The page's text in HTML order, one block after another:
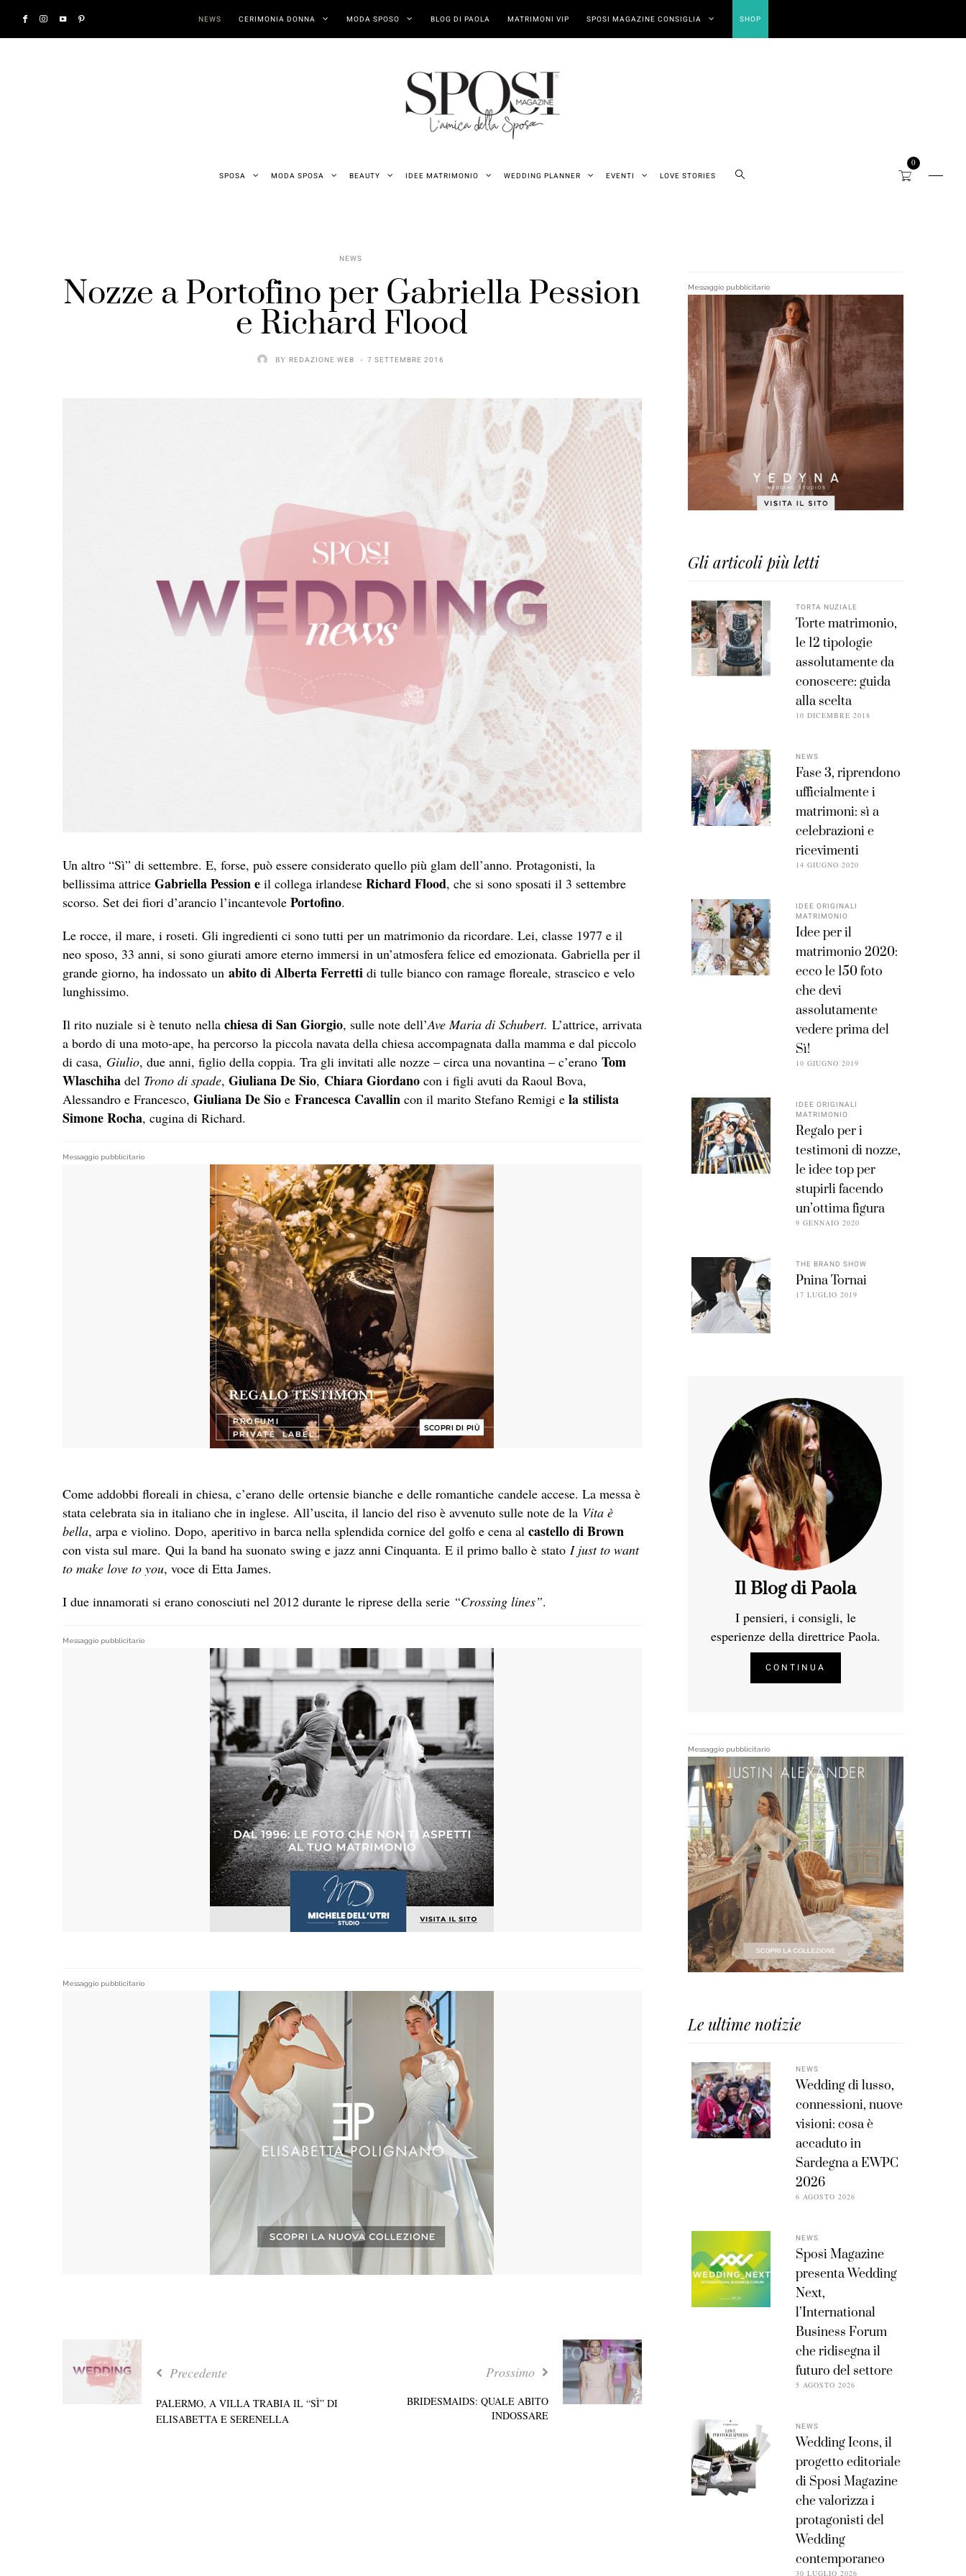
NEWS CERIMONIA DONNA MODA SPOSO BLOG DI PAOLA MATRIMONI VIP SPOSI MAGAZINE CONSIGLIA SHOP
SPOSA MODA SPOSA BEAUTY IDEE MATRIMONIO WEDDING PLANNER EVENTI LOVE STORIES
0
NEWS
Nozze a Portofino per Gabriella Pession
e Richard Flood
BY REDAZIONE WEB 7 SETTEMBRE 2016
Un altro “Sì” di settembre. E, forse, può essere considerato quello più glam dell’anno. Protagonisti, la
bellissima attrice Gabriella Pession e il collega irlandese Richard Flood, che si sono sposati il 3 settembre
scorso. Set dei fiori d’arancio l’incantevole Portofino.
Le rocce, il mare, i roseti. Gli ingredienti ci sono tutti per un matrimonio da ricordare. Lei, classe 1977 e il
neo sposo, 33 anni, si sono giurati amore eterno immersi in un’atmosfera felice ed emozionata. Gabriella per il
grande giorno, ha indossato un abito di Alberta Ferretti di tulle bianco con ramage floreale, strascico e velo
lunghissimo.
Il rito nuziale si è tenuto nella chiesa di San Giorgio, sulle note dell’Ave Maria di Schubert. L’attrice, arrivata
a bordo di una moto-ape, ha percorso la piccola navata della chiesa accompagnata dalla mamma e dal piccolo
di casa, Giulio, due anni, figlio della coppia. Tra gli invitati alle nozze – circa una novantina – c’erano Tom
Wlaschiha del Trono di spade, Giuliana De Sio, Chiara Giordano con i figli avuti da Raoul Bova,
Alessandro e Francesco, Giuliana De Sio e Francesca Cavallin con il marito Stefano Remigi e la stilista
Simone Rocha, cugina di Richard.
Messaggio pubblicitario
Come addobbi floreali in chiesa, c’erano delle ortensie bianche e delle romantiche candele accese. La messa è
stata celebrata sia in italiano che in inglese. All’uscita, il lancio del riso è avvenuto sulle note de la Vita è
bella, arpa e violino. Dopo, aperitivo in barca nella splendida cornice del golfo e cena al castello di Brown
con vista sul mare. Qui la band ha suonato swing e jazz anni Cinquanta. E il primo ballo è stato I just to want
to make love to you, voce di Etta James.
I due innamorati si erano conosciuti nel 2012 durante le riprese della serie “Crossing lines”.
Messaggio pubblicitario
Messaggio pubblicitario
Precedente
PALERMO, A VILLA TRABIA IL “SÌ” DI
ELISABETTA E SERENELLA
Prossimo
BRIDESMAIDS: QUALE ABITO
INDOSSARE
Messaggio pubblicitario
Gli articoli più letti
TORTA NUZIALE
Torte matrimonio,
le 12 tipologie
assolutamente da
conoscere: guida
alla scelta
10 DICEMBRE 2018
NEWS
Fase 3, riprendono
ufficialmente i
matrimoni: sì a
celebrazioni e
ricevimenti
14 GIUGNO 2020
IDEE ORIGINALI
MATRIMONIO
Idee per il
matrimonio 2020:
ecco le 150 foto
che devi
assolutamente
vedere prima del
Sì!
10 GIUGNO 2019
IDEE ORIGINALI
MATRIMONIO
Regalo per i
testimoni di nozze,
le idee top per
stupirli facendo
un’ottima figura
9 GENNAIO 2020
THE BRAND SHOW
Pnina Tornai
17 LUGLIO 2019
Il Blog di Paola
I pensieri, i consigli, le
esperienze della direttrice Paola.
CONTINUA
Messaggio pubblicitario
Le ultime notizie
NEWS
Wedding di lusso,
connessioni, nuove
visioni: cosa è
accaduto in
Sardegna a EWPC
2026
6 AGOSTO 2026
NEWS
Sposi Magazine
presenta Wedding
Next,
l’International
Business Forum
che ridisegna il
futuro del settore
5 AGOSTO 2026
NEWS
Wedding Icons, il
progetto editoriale
di Sposi Magazine
che valorizza i
protagonisti del
Wedding
contemporaneo
30 LUGLIO 2026